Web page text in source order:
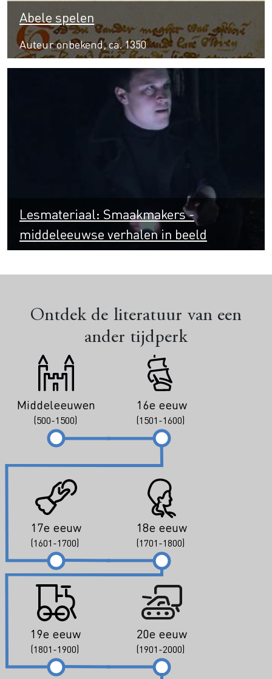
Abele spelen
Auteur onbekend, ca. 1350
Lesmateriaal: Smaakmakers -
middeleeuwse verhalen in beeld
Ontdek de literatuur van een
ander tijdperk
Middeleeuwen
(500-1500)
16e eeuw
(1501-1600)
17e eeuw
(1601-1700)
18e eeuw
(1701-1800)
19e eeuw
(1801-1900)
20e eeuw
(1901-2000)